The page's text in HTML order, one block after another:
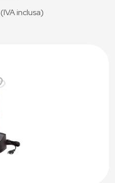
(IVA inclusa)